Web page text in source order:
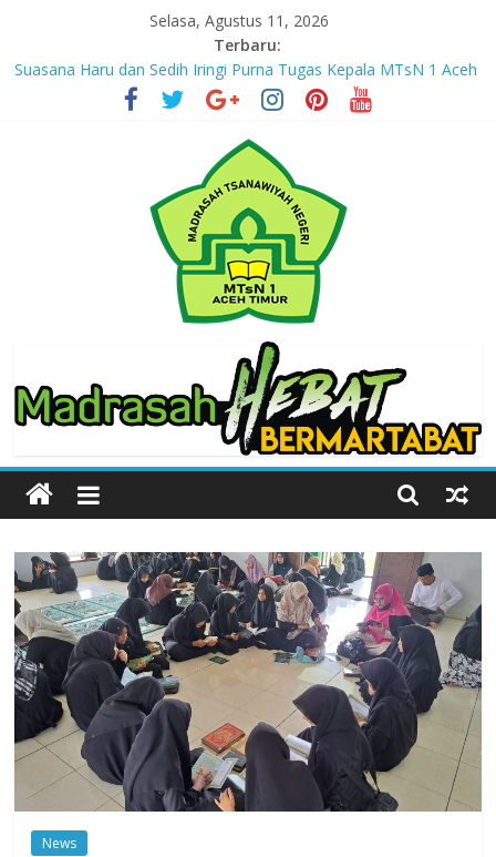
content
Selasa, Agustus 11, 2026
Terbaru:
Suasana Haru dan Sedih Iringi Purna Tugas Kepala MTsN 1 Aceh
Masuki Tahun Ketiga, MTsN 1 Aceh Timur Perkuat Kapasitas
Guru untuk Hadirkan Inovasi Kelas Digital
Jejak yang Tertinggal – Part III
Jejak yang Tertinggal – Part II
Jejak yang Tertinggal – Part I
1
Aceh
Timur
Simpang
Ulim,
Aceh
Timur
News